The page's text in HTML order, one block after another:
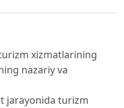
xizmatlarining
nazariy va
jarayonida turizm